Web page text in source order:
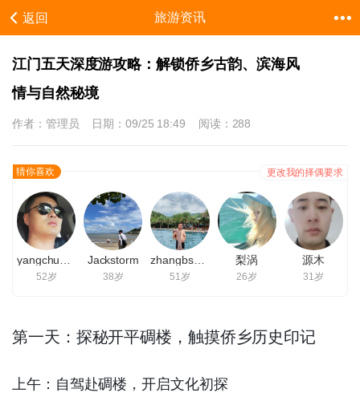
返回 旅游资讯
江门五天深度游攻略：解锁侨乡古韵、滨海风
情与自然秘境
作者：管理员 日期：09/25 18:49 阅读：288
猜你喜欢 更改我的择偶要求
52岁
Jackstorm
38岁
zhangbsoliang
51岁
梨涡
26岁
源木
31岁
第一天：探秘开平碉楼，触摸侨乡历史印记
上午：自驾赴碉楼，开启文化初探